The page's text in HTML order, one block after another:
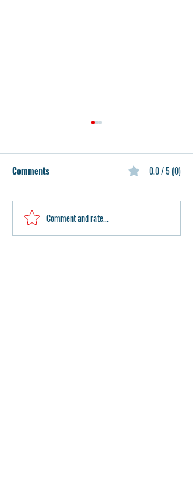
2024년 중등 여름 리딩캠
프 공지 2024 Middle School
Comments 0.0 / 5 (0)
Comment and rate...